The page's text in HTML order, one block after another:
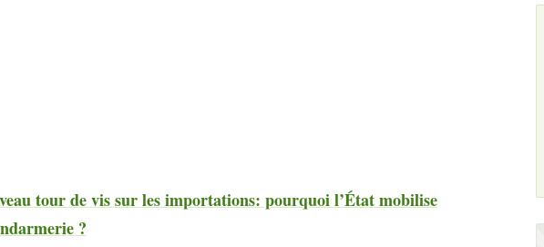
tour de vis sur les importations: pourquoi l’État mobilise
?